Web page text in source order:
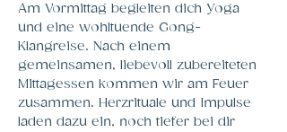
Am Vormittag begleiten dich Yoga
und eine wohltuende Gong-
Klangreise. Nach einem
gemeinsamen, liebevoll zubereiteten
Mittagessen kommen wir am Feuer
zusammen. Herzrituale und Impulse
laden dazu ein, noch tiefer bei dir